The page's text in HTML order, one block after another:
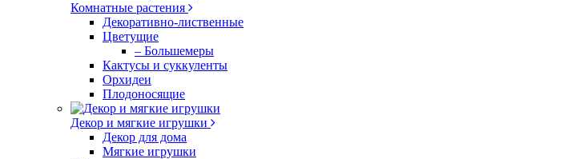
Комнатные растения
Декоративно-лиственные
Цветущие
– Большемеры
Кактусы и суккуленты
Орхидеи
Плодоносящие
Декор и мягкие игрушки
Декор для дома
Мягкие игрушки